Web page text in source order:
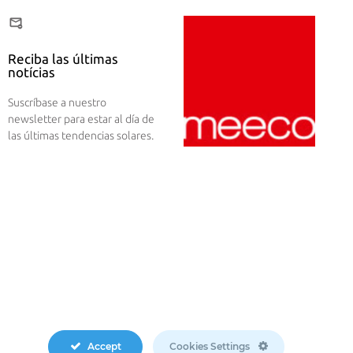
Reciba las últimas
notícias
Suscríbase a nuestro
newsletter para estar al día de
las últimas tendencias solares.
Accept Cookies Settings